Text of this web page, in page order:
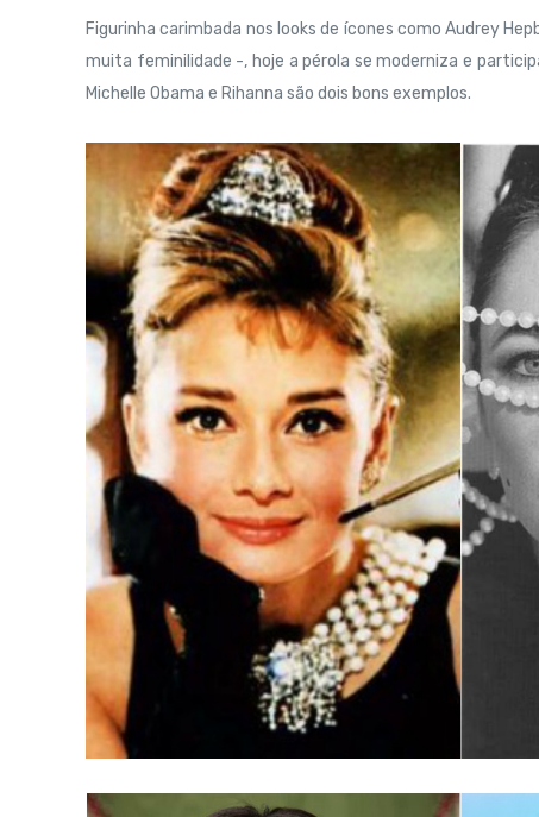
Figurinha carimbada nos looks de ícones como Audrey
muita feminilidade -, hoje a pérola se moderniza e
Michelle Obama e Rihanna são dois bons exemplos.